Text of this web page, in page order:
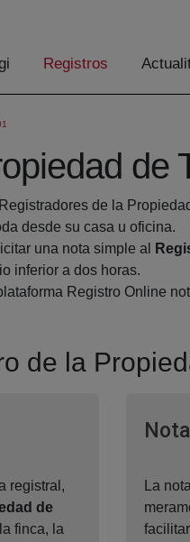
Registros
de
de la
desde su casa u oficina.
una nota simple al
inferior a dos horas.
Registro Online
de la
registral,
de
finca, la
La